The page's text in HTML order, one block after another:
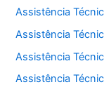
Assistência
Assistência
Assistência
Assistência